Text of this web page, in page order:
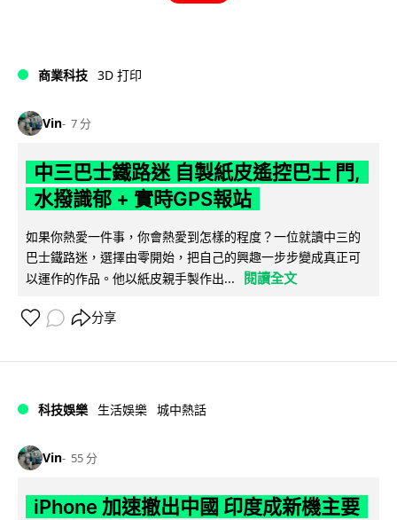
商業科技 3D 打印
Vin 7 分
中三巴士鐵路迷 自製紙皮遙控巴士 門,
水撥識郁 + 實時GPS報站
如果你熱愛一件事，你會熱愛到怎樣的程度？一位就讀中三的
巴士鐵路迷，選擇由零開始，把自己的興趣一步步變成真正可
以運作的作品。他以紙皮親手製作出...
閱讀全文
分享
科技娛樂 生活娛樂 城中熱話
Vin 55 分
iPhone 加速撤出中國 印度成新機主要